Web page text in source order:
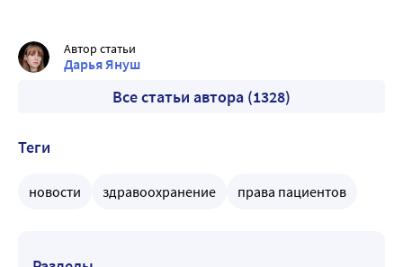
Автор статьи
Дарья Януш
Все статьи автора (1328)
Теги
новости здравоохранение права пациентов